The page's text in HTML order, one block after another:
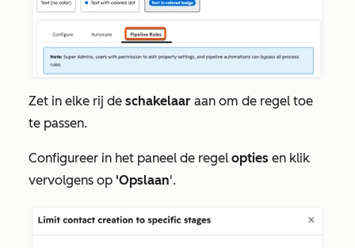
Zet in elke rij de schakelaar aan om de regel toe
te passen.
Configureer in het paneel de regel opties en klik
vervolgens op 'Opslaan'.